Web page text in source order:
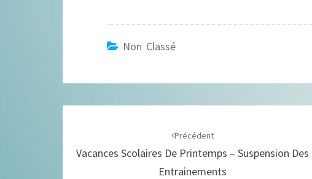
Non Classé
Précédent
Vacances Scolaires De Printemps – Suspension Des
Entrainements